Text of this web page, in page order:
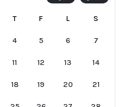
T F L S
4 5 6 7
11 12 13 14
18 19 20 21